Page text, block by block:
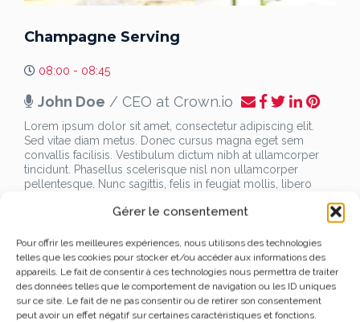
Gérer le consentement
Pour offrir les meilleures expériences, nous utilisons des technologies
telles que les cookies pour stocker et/ou accéder aux informations des
appareils. Le fait de consentir à ces technologies nous permettra de traiter
des données telles que le comportement de navigation ou les ID uniques
sur ce site. Le fait de ne pas consentir ou de retirer son consentement
peut avoir un effet négatif sur certaines caractéristiques et fonctions.
Champagne Serving
08:00 - 08:45
John Doe / CEO at Crown.io
Lorem ipsum dolor sit amet, consectetur adipiscing elit.
Sed vitae diam metus. Donec cursus magna eget sem
convallis facilisis. Vestibulum dictum nibh at ullamcorper
tincidunt. Phasellus scelerisque nisl non ullamcorper
pellentesque. Nunc sagittis, felis in feugiat mollis, libero
Lorem ipsum dolor sit amet, consectetur adipiscing elit.
convallis facilisis. Vestibulum dictum nibh at ullamcorper
tincidunt. Phasellus scelerisque nisl non ullamcorper
pellentesque. Nunc sagittis, felis in feugiat mollis, libero
eros consectetur elit non cursus lacus nisl at dolor.
Lorem ipsum dolor sit amet, consectetur adipiscing elit.
Sed vitae diam metus. Donec cursus magna eget sem